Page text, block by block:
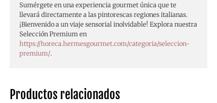
Productos relacionados
Sumérgete en una experiencia gourmet única que te
llevará directamente a las pintorescas regiones italianas.
¡Bienvenido a un viaje sensorial inolvidable! Explora nuestra
Selección Premium en
https://horeca.hermesgourmet.com/categoria/seleccion-
premium/.